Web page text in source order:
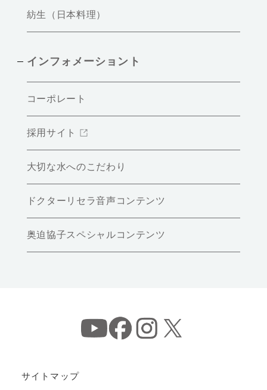
紡生（日本料理）
インフォメーショント
コーポレート
採用サイト
大切な水へのこだわり
ドクターリセラ音声コンテンツ
奥迫協子スペシャルコンテンツ
サイトマップ